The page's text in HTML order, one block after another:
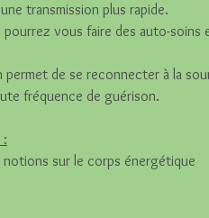
transmission plus rapide.
pourrez vous faire des auto-soins
de se reconnecter à la
fréquence de guérison.
:
notions sur le corps énergétique